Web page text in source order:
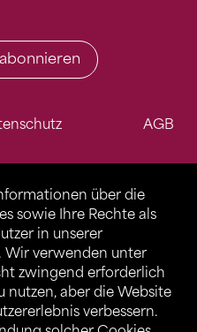
über die
sowie Ihre Rechte als
in unserer
. Wir verwenden unter
zwingend erforderlich
nutzen, aber die Website
verbessern.
AGB